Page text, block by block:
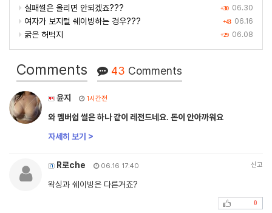
+30 06.30
실패썰은 올리면 안되겠죠???
+43 06.16
여자가 보지털 쉐이빙하는 경우???
+29 06.08
굵은 허벅지
Comments 43 Comments
윤지 1시간전
와 멤버쉽 썰은 하나 같이 레전드네요. 돈이 안아까워요
자세히 보기 >
R로che 06.16 17:40 신고
왁싱과 쉐이빙은 다른거죠?
0